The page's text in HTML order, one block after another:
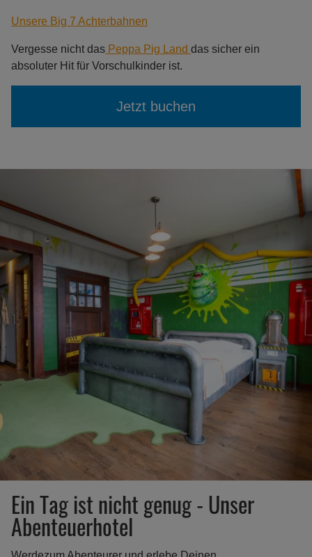
Unsere Big 7 Achterbahnen
Vergesse nicht das Peppa Pig Land das sicher ein
absoluter Hit für Vorschulkinder ist.
Jetzt buchen
Ein Tag ist nicht genug - Unser
Abenteuerhotel